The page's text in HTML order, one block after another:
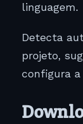
linguagem.
Detecta
projeto,
configura